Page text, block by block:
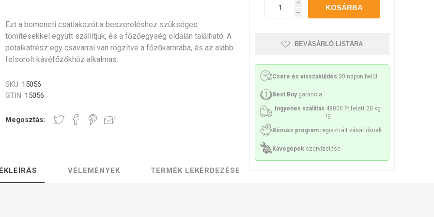
Kenőanyag
Elektronika Fűtőelemek és spirálok
Csavarok és konzolok Érzékelők és biztosítékok
Ezt a bemeneti csatlakozót a beszereléshez szükséges
tömítésekkel együtt szállítjuk, és a főzőegység oldalán található. A
pótalkatrész egy csavarral van rögzítve a főzőkamrába, és az alább
felsorolt kávéfőzőkhöz alkalmas.
SKU: 15056
GTIN: 15056
Megosztás:
i
h
BEVÁSÁRLÓ LISTÁRA
Csere és visszaküldés 30 napon belül
Best Buy garancia
Ingyenes szállítás 48000 Ft felett 20 kg-
ig
Bónusz program regisztrált vásárlóknak
Kávégépek szervizelése
VÉLEMÉNYEK TERMÉK LEKÉRDEZÉSE